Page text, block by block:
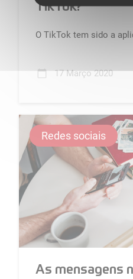
TikTok?
O TikTok tem sido a
17 Março 2020
Redes sociais
As mensagens